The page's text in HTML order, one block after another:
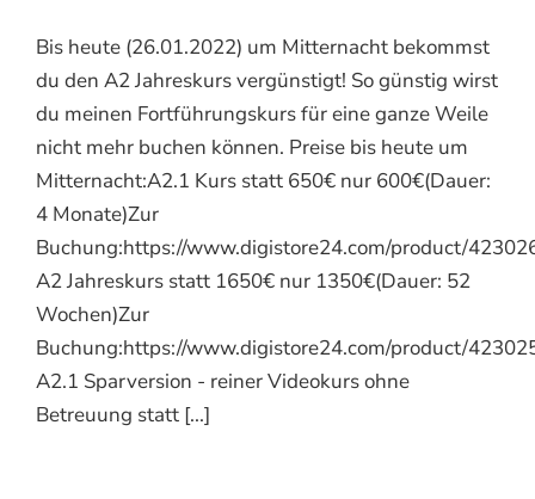
Bis heute (26.01.2022) um Mitternacht bekommst
du den A2 Jahreskurs vergünstigt! So günstig wirst
du meinen Fortführungskurs für eine ganze Weile
nicht mehr buchen können. Preise bis heute um
Mitternacht:A2.1 Kurs statt 650€ nur 600€(Dauer:
4 Monate)Zur
Buchung:https://www.digistore24.com/product/
A2 Jahreskurs statt 1650€ nur 1350€(Dauer: 52
Wochen)Zur
Buchung:https://www.digistore24.com/product/
A2.1 Sparversion - reiner Videokurs ohne
Betreuung statt [...]